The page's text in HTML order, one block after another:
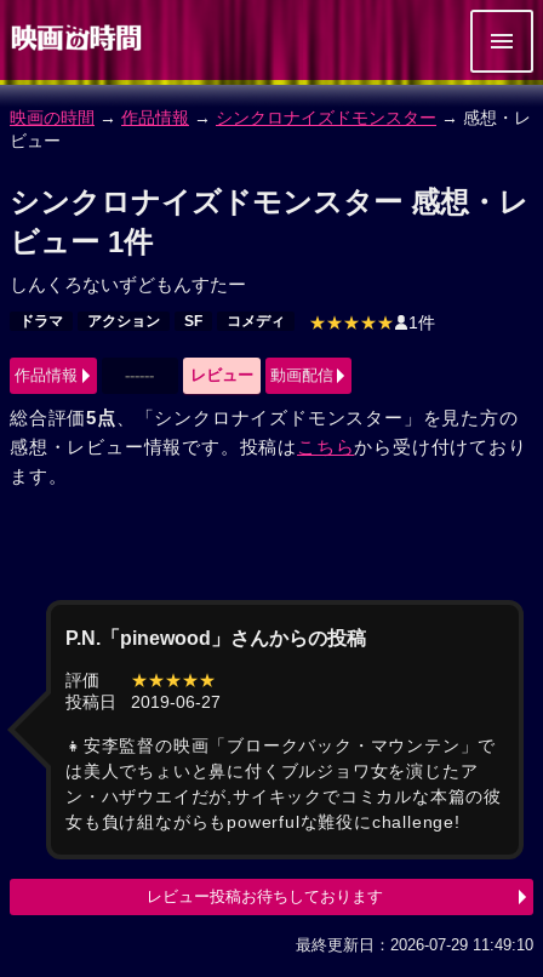
映画の時間 → 作品情報 → シンクロナイズドモンスター → 感想・レ
ビュー
シンクロナイズドモンスター 感想・レ
ビュー 1件
しんくろないずどもんすたー
ドラマ アクション SF コメディ ★★★★★ 1件
作品情報 ------ レビュー 動画配信
総合評価5点 、「シンクロナイズドモンスター」を見た方の
感想・レビュー情報です。投稿は こちらから受け付けており
ます。
P.N.「pinewood」さんからの投稿
評価
★★★★★
投稿日
2019-06-27
👧安李監督の映画「ブロークバック・マウンテン」で
は美人でちょいと鼻に付くブルジョワ女を演じたア
ン・ハザウエイだが,サイキックでコミカルな本篇の彼
女も負け組ながらもpowerfulな難役にchallenge!
レビュー投稿お待ちしております
最終更新日：2026-07-29 11:49:10